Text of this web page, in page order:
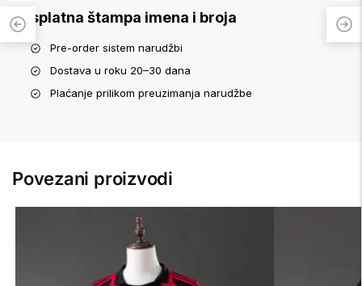
Besplatna štampa imena i broja
Pre-order sistem narudžbi
Dostava u roku 20–30 dana
Plaćanje prilikom preuzimanja narudžbe
Povezani proizvodi